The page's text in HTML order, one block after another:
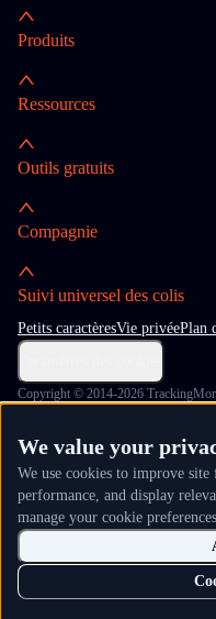
Produits
Ressources
Outils gratuits
Compagnie
Suivi universel des colis
Petits caractèresVie privéePlan
Copyright © 2014-2026
We value your
We use cookies to improve
performance, and display
manage your cookie